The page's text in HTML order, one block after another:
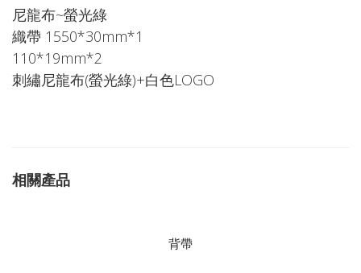
尼龍布~螢光綠
織帶 1550*30mm*1
110*19mm*2
刺繡尼龍布(螢光綠)+白色LOGO
相關產品
背帶